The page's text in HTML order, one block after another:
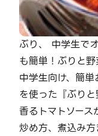
ぶり、 中学生で
も簡単！ぶりと野
中学生向け、簡
を使った『ぶり
香るトマトソー
炒め方、煮込み